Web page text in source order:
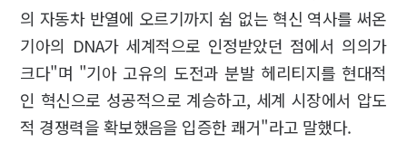
의 자동차 반열에 오르기까지 쉼 없는 혁신 역사를 써온
기아의 DNA가 세계적으로 인정받았던 점에서 의의가
크다"며 "기아 고유의 도전과 분발 헤리티지를 현대적
인 혁신으로 성공적으로 계승하고, 세계 시장에서 압도
적 경쟁력을 확보했음을 입증한 쾌거"라고 말했다.